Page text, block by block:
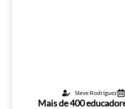
Steve Rodríguez
Mais de 400